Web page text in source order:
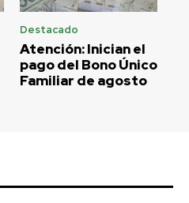
Destacado
Atención: Inician el
pago del Bono Único
Familiar de agosto